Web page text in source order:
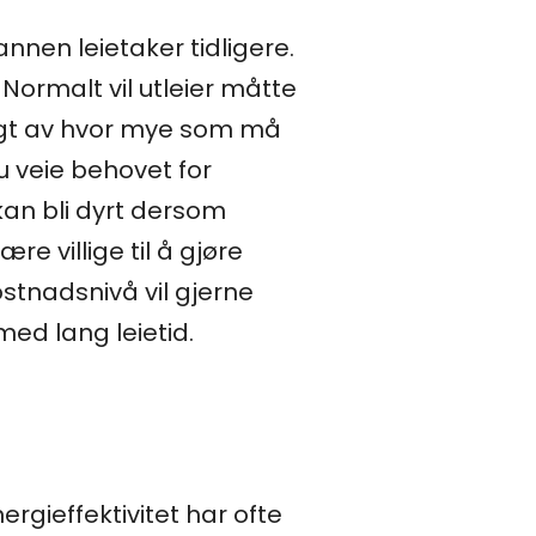
leietaker tidligere.
vil utleier måtte
av hvor mye som må
veie behovet for
bli dyrt dersom
villige til å gjøre
vil gjerne
lang leietid.
har ofte